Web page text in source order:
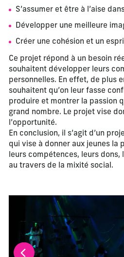
S’assumer et être à l’aise
Développer une meilleure
Créer une cohésion et un
Ce projet répond à un besoin
souhaitent développer leurs
personnelles. En effet, de plus
souhaitent qu’on leur fasse
produire et montrer la passion
grand nombre. Le projet vise
l’opportunité.
En conclusion, il s’agit d’un
qui vise à donner aux jeunes la
leurs compétences, leurs
au travers de la mixité social.
La modification de la